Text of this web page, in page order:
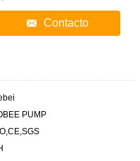
Contacto
PUMP